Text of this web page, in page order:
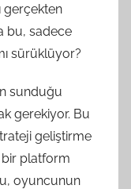
gerçekten
bu, sadece
sürüklüyor?
sunduğu
gerekiyor. Bu
geliştirme
bir platform
oyuncunun